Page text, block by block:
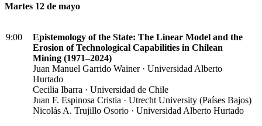
Martes 12 de mayo
9:00
Epistemology of the State: The Linear Model and the
Erosion of Technological Capabilities in Chilean
Mining (1971–2024)
Juan Manuel Garrido Wainer · Universidad Alberto
Hurtado
Cecilia Ibarra · Universidad de Chile
Juan F. Espinosa Cristia · Utrecht University (Países Bajos)
Nicolás A. Trujillo Osorio · Universidad Alberto Hurtado